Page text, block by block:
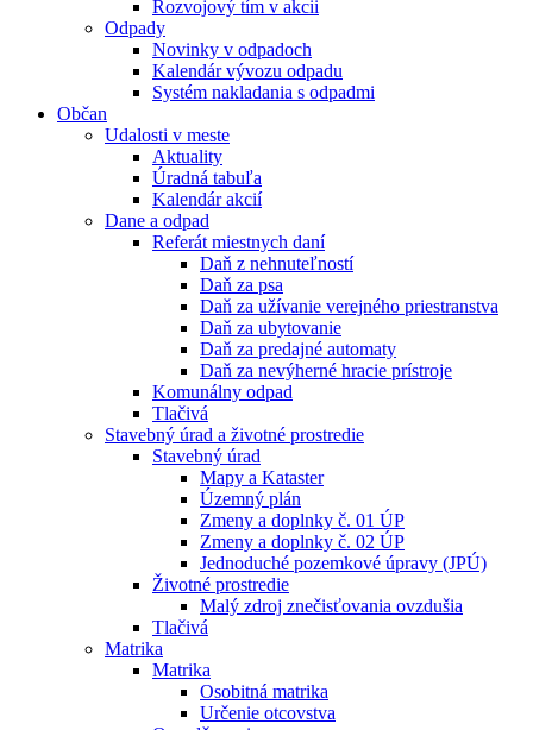
Rozvojový tím v akcii
Odpady
Novinky v odpadoch
Kalendár vývozu odpadu
Systém nakladania s odpadmi
Občan
Udalosti v meste
Aktuality
Úradná tabuľa
Kalendár akcií
Dane a odpad
Referát miestnych daní
Daň z nehnuteľností
Daň za psa
Daň za užívanie verejného priestranstva
Daň za ubytovanie
Daň za predajné automaty
Daň za nevýherné hracie prístroje
Komunálny odpad
Tlačivá
Stavebný úrad a životné prostredie
Stavebný úrad
Mapy a Kataster
Územný plán
Zmeny a doplnky č. 01 ÚP
Zmeny a doplnky č. 02 ÚP
Jednoduché pozemkové úpravy (JPÚ)
Životné prostredie
Malý zdroj znečisťovania ovzdušia
Tlačivá
Matrika
Matrika
Osobitná matrika
Určenie otcovstva